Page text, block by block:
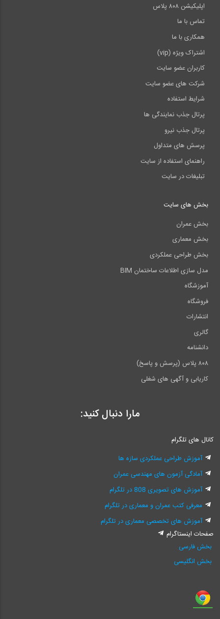
اپلیکیشن ۸۰۸ پلاس
تماس با ما
همکاری با ما
اشتراک ویژه (vip)
کاربران عضو سایت
شرکت های عضو سایت
شرایط استفاده
پرتال جذب نمایندگی ها
پرتال جذب نیرو
پرسش های متداول
راهنمای استفاده از سایت
تبلیغات در سایت
بخش های سایت
بخش عمران
بخش معماری
بخش طراحی عملکردی
مدل سازی اطلاعات ساختمان BIM
آموزشگاه
فروشگاه
انتشارات
گالری
دانشنامه
۸۰۸ پلاس (پرسش و پاسخ)
کاریابی و آگهی های شغلی
مارا دنبال کنید:
کانال های تلگرام
آموزش طراحی عملکردی سازه ها
آمادگی آزمون های مهندسی عمران
آموزش های تصویری 808 در تلگرام
معرفی کتب عمران و معماری در تلگرام
آموزش های تخصصی معماری در تلگرام
صفحات اینستاگرام
بخش فارسی
بخش انگلیسی